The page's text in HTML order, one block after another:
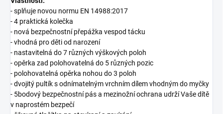
- splňuje novou normu EN 14988:2017
- 4 praktická kolečka
- nová bezpečnostní přepážka vespod tácku
- vhodná pro děti od narození
- nastavitelná do 7 různých výškových poloh
- opěrka zad polohovatelná do 5 různých pozic
- polohovatelná opěrka nohou do 3 poloh
- dvojitý pultík s odnímatelným vrchním dílem vhodným do myčky
- 5bodový bezpečnostní pás a mezinožní ochrana udrží Vaše dítě
v naprostém bezpečí